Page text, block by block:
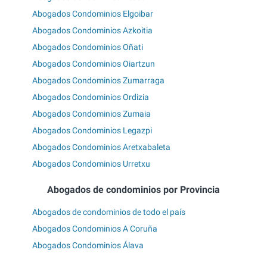
Abogados Condominios Elgoibar
Abogados Condominios Azkoitia
Abogados Condominios Oñati
Abogados Condominios Oiartzun
Abogados Condominios Zumarraga
Abogados Condominios Ordizia
Abogados Condominios Zumaia
Abogados Condominios Legazpi
Abogados Condominios Aretxabaleta
Abogados Condominios Urretxu
Abogados de condominios por Provincia
Abogados de condominios de todo el país
Abogados Condominios A Coruña
Abogados Condominios Álava